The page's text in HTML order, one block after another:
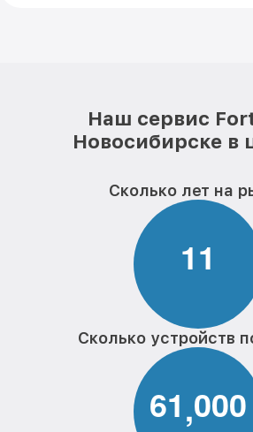
Наш сервис
Новосибирске в
Сколько лет на
11
Сколько устройств
61,000